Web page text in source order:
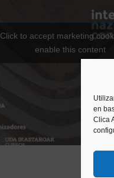
en
Clica
Click to accept marketing
enable this content